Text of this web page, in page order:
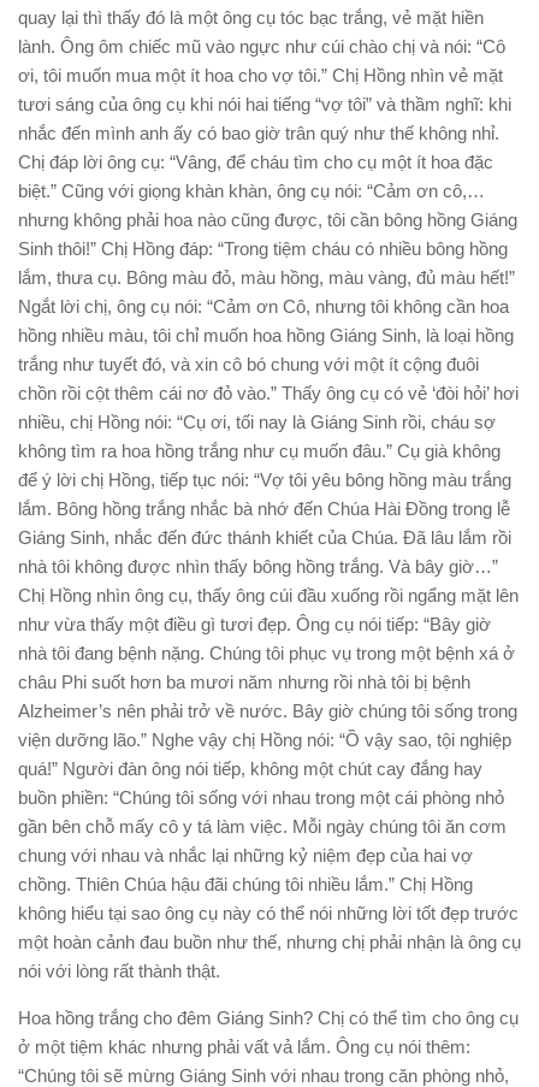
quay lại thì thấy đó là một ông cụ tóc bạc trắng, vẻ mặt hiền
lành. Ông ôm chiếc mũ vào ngực như cúi chào chị và nói: “Cô
ơi, tôi muốn mua một ít hoa cho vợ tôi.” Chị Hồng nhìn vẻ mặt
tươi sáng của ông cụ khi nói hai tiếng “vợ tôi” và thầm nghĩ: khi
nhắc đến mình anh ấy có bao giờ trân quý như thế không nhỉ.
Chị đáp lời ông cụ: “Vâng, để cháu tìm cho cụ một ít hoa đặc
biệt.” Cũng với giọng khàn khàn, ông cụ nói: “Cảm ơn cô,…
nhưng không phải hoa nào cũng được, tôi cần bông hồng Giáng
Sinh thôi!” Chị Hồng đáp: “Trong tiệm cháu có nhiều bông hồng
lắm, thưa cụ. Bông màu đỏ, màu hồng, màu vàng, đủ màu hết!”
Ngắt lời chị, ông cụ nói: “Cảm ơn Cô, nhưng tôi không cần hoa
hồng nhiều màu, tôi chỉ muốn hoa hồng Giáng Sinh, là loại hồng
trắng như tuyết đó, và xin cô bó chung với một ít cộng đuôi
chồn rồi cột thêm cái nơ đỏ vào.” Thấy ông cụ có vẻ ‘đòi hỏi’ hơi
nhiều, chị Hồng nói: “Cụ ơi, tối nay là Giáng Sinh rồi, cháu sợ
không tìm ra hoa hồng trắng như cụ muốn đâu.” Cụ già không
để ý lời chị Hồng, tiếp tục nói: “Vợ tôi yêu bông hồng màu trắng
lắm. Bông hồng trắng nhắc bà nhớ đến Chúa Hài Đồng trong lễ
Giáng Sinh, nhắc đến đức thánh khiết của Chúa. Đã lâu lắm rồi
nhà tôi không được nhìn thấy bông hồng trắng. Và bây giờ…”
Chị Hồng nhìn ông cụ, thấy ông cúi đầu xuống rồi ngẩng mặt lên
như vừa thấy một điều gì tươi đẹp. Ông cụ nói tiếp: “Bây giờ
nhà tôi đang bệnh nặng. Chúng tôi phục vụ trong một bệnh xá ở
châu Phi suốt hơn ba mươi năm nhưng rồi nhà tôi bị bệnh
Alzheimer’s nên phải trở về nước. Bây giờ chúng tôi sống trong
viện dưỡng lão.” Nghe vậy chị Hồng nói: “Ồ vậy sao, tội nghiệp
quá!” Người đàn ông nói tiếp, không một chút cay đắng hay
buồn phiền: “Chúng tôi sống với nhau trong một cái phòng nhỏ
gần bên chỗ mấy cô y tá làm việc. Mỗi ngày chúng tôi ăn cơm
chung với nhau và nhắc lại những kỷ niệm đẹp của hai vợ
chồng. Thiên Chúa hậu đãi chúng tôi nhiều lắm.” Chị Hồng
không hiểu tại sao ông cụ này có thể nói những lời tốt đẹp trước
một hoàn cảnh đau buồn như thế, nhưng chị phải nhận là ông cụ
nói với lòng rất thành thật.
Hoa hồng trắng cho đêm Giáng Sinh? Chị có thể tìm cho ông cụ
ở một tiệm khác nhưng phải vất vả lắm. Ông cụ nói thêm:
“Chúng tôi sẽ mừng Giáng Sinh với nhau trong căn phòng nhỏ,